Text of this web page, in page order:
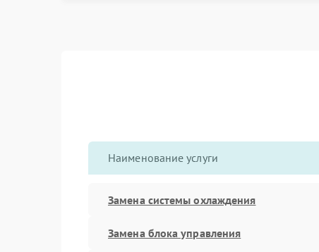
Наименование услуги
Замена системы охлаждения
Замена блока управления